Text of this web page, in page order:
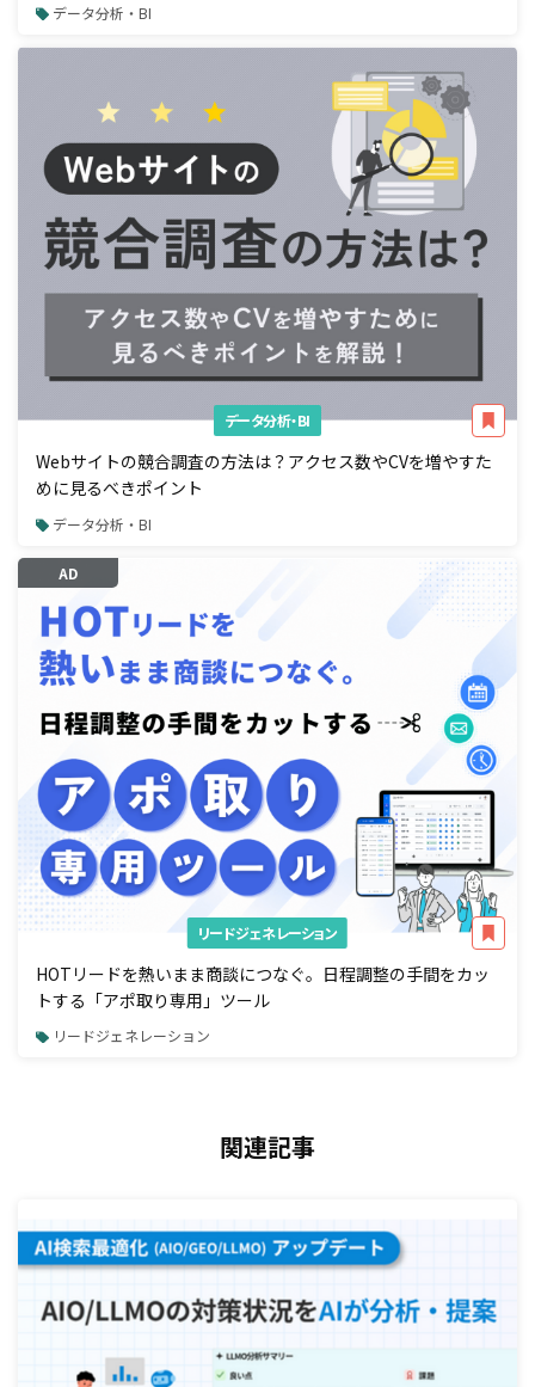
データ分析・BI
データ分析・BI
Webサイトの競合調査の方法は？アクセス数やCVを増やすた
めに見るべきポイント
データ分析・BI
AD
リードジェネレーション
HOTリードを熱いまま商談につなぐ。日程調整の手間をカッ
トする「アポ取り専用」ツール
リードジェネレーション
関連記事